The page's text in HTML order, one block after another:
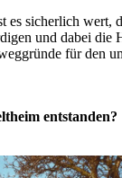
es sicherlich wert,
und dabei die
für den
entstanden?